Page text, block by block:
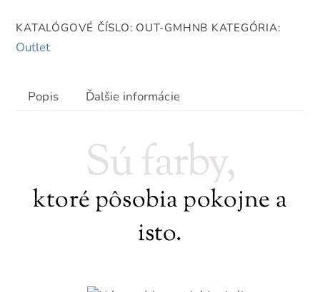
Blue
KATALÓGOVÉ ČÍSLO: OUT-GMHNB KATEGÓRIA:
Outlet
Popis Ďalšie informácie
Sú farby,
ktoré pôsobia pokojne a
isto.